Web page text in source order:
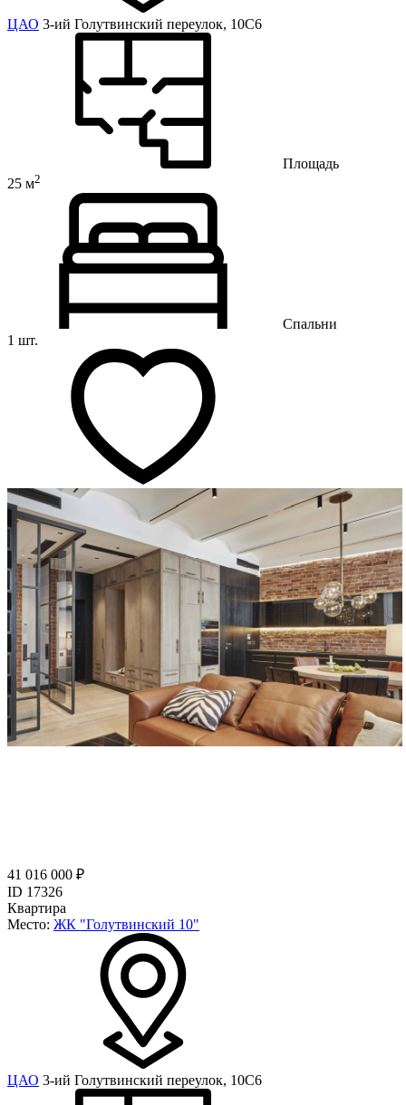
ЦАО 3-ий Голутвинский переулок, 10С6
Площадь
25 м2
Спальни
1 шт.
41 016 000 ₽
ID 17326
Квартира
Место: ЖК "Голутвинский 10"
ЦАО 3-ий Голутвинский переулок, 10С6